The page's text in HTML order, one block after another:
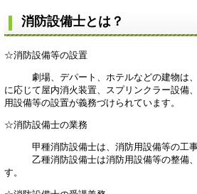
消防設備士とは？
☆消防設備等の設置
劇場、デパート、ホテルなどの建物は、
に応じて屋内消火装置、スプリンクラー設備
用設備等の設置が義務づけられています。
☆消防設備士の業務
甲種消防設備士は、消防用設備等の工事
乙種消防設備士は消防用設備等の整備、
す。